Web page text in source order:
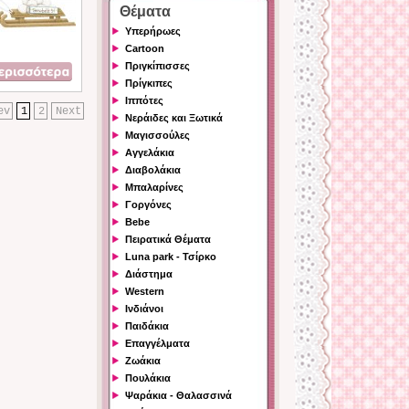
Next
2
1
Θέματα
Υπερήρωες
Cartoon
Πριγκίπισσες
Πρίγκιπες
Ιππότες
Νεράιδες και Ξωτικά
Μαγισσούλες
Αγγελάκια
Διαβολάκια
Μπαλαρίνες
Γοργόνες
Bebe
Πειρατικά Θέματα
Luna park - Τσίρκο
Διάστημα
Western
Ινδιάνοι
Παιδάκια
Επαγγέλματα
Ζωάκια
Πουλάκια
Ψαράκια - Θαλασσινά